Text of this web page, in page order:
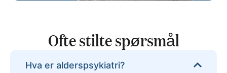
Ofte stilte spørsmål
Hva er alderspsykiatri?